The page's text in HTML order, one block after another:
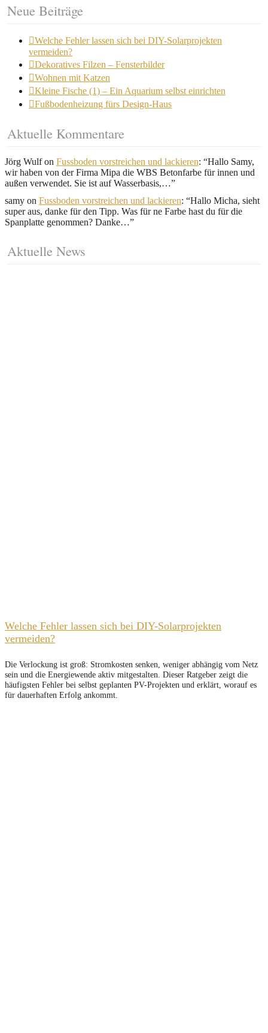
Neue Beiträge
Welche Fehler lassen sich bei DIY-Solarprojekten
vermeiden?
Dekoratives Filzen – Fensterbilder
Wohnen mit Katzen
Kleine Fische (1) – Ein Aquarium selbst einrichten
Fußbodenheizung fürs Design-Haus
Aktuelle Kommentare
Jörg Wulfon Fussboden vorstreichen und lackieren: “Hallo Samy,
wir haben von der Firma Mipa die WBS Betonfarbe für innen und
außen verwendet. Sie ist auf Wasserbasis,…”
samy on Fussboden vorstreichen und lackieren: “Hallo Micha, sieht
super aus, danke für den Tipp. Was für ne Farbe hast du für die
Spanplatte genommen? Danke…”
Aktuelle News
Welche Fehler lassen sich bei DIY-Solarprojekten
vermeiden?
Die Verlockung ist groß: Stromkosten senken, weniger abhängig vom Netz
sein und die Energiewende aktiv mitgestalten. Dieser Ratgeber zeigt die
häufigsten Fehler bei selbst geplanten PV-Projekten und erklärt, worauf es
für dauerhaften Erfolg ankommt.